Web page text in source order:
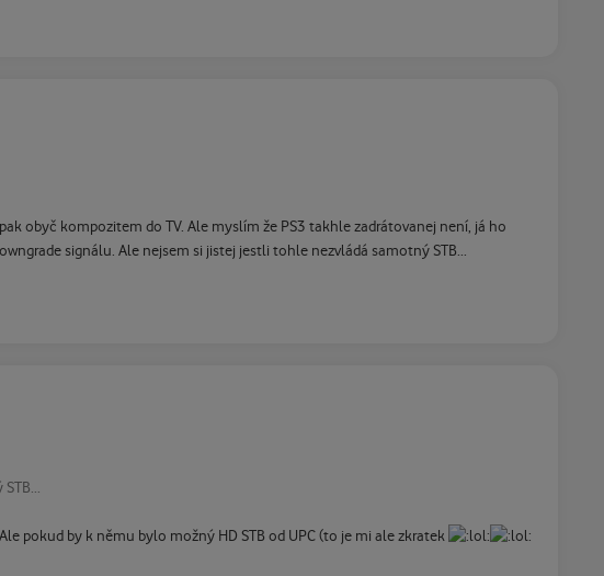
obyč kompozitem do TV. Ale myslím že PS3 takhle zadrátovanej není, já ho
signálu. Ale nejsem si jistej jestli tohle nezvládá samotný STB...
pokud by k němu bylo možný HD STB od UPC (to je mi ale zkratek